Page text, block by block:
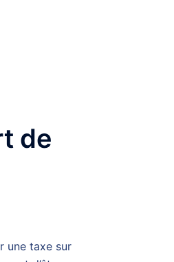
de
une taxe sur